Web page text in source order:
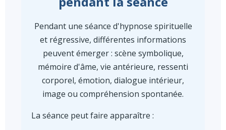
Pendant une séance d'hypnose spirituelle
et régressive, différentes informations
peuvent émerger : scène symbolique,
mémoire d'âme, vie antérieure, ressenti
corporel, émotion, dialogue intérieur,
image ou compréhension spontanée.
La séance peut faire apparaître :